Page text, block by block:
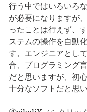
行う中ではいろいろ
が必要になりますが
ったことは行えず、
ステムの操作を自動
す。エンジニアとし
合、プログラミング
だと思いますが、初
十分なソフトだと思い